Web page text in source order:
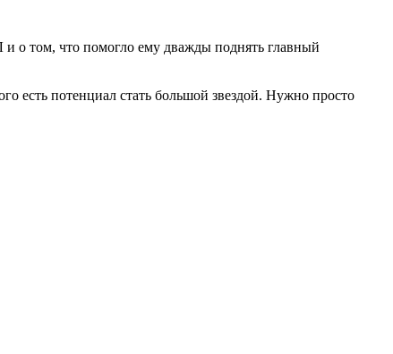
о том, что помогло ему дважды поднять главный
есть потенциал стать большой звездой. Нужно просто